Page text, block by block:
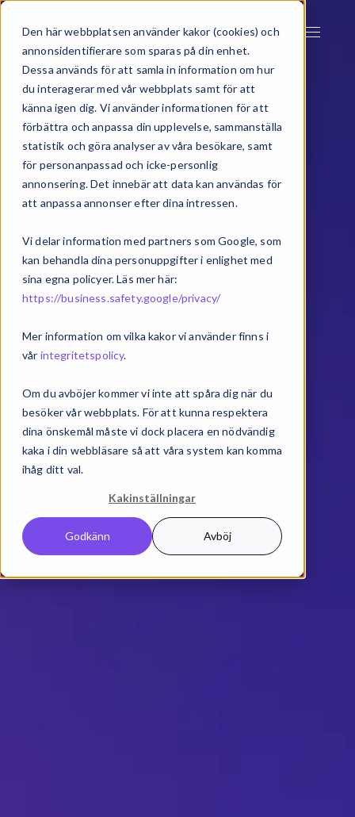
Den här webbplatsen använder kakor (cookies) och
annonsidentifierare som sparas på din enhet.
Dessa används för att samla in information om hur
du interagerar med vår webbplats samt för att
känna igen dig. Vi använder informationen för att
förbättra och anpassa din upplevelse, sammanställa
statistik och göra analyser av våra besökare, samt
för personanpassad och icke-personlig
annonsering. Det innebär att data kan användas för
att anpassa annonser efter dina intressen.
Vi delar information med partners som Google, som
kan behandla dina personuppgifter i enlighet med
sina egna policyer. Läs mer här:
https://business.safety.google/privacy/
Mer information om vilka kakor vi använder finns i
vår integritetspolicy.
Om du avböjer kommer vi inte att spåra dig när du
besöker vår webbplats. För att kunna respektera
dina önskemål måste vi dock placera en nödvändig
kaka i din webbläsare så att våra system kan komma
ihåg ditt val.
Kakinställningar
Godkänn Avböj